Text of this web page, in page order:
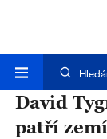
David
patří